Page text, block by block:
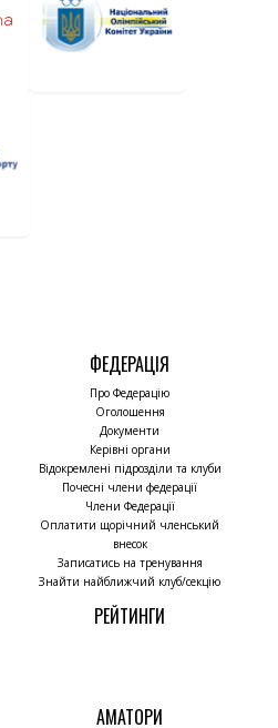
ФЕДЕРАЦІЯ
Про Федерацію
Оголошення
Документи
Керівні органи
Відокремлені підрозділи та клуби
Почесні члени федерації
Члени Федерації
Оплатити щорічний членський
внесок
Записатись на тренування
Знайти найближчий клуб/секцію
РЕЙТИНГИ
АМАТОРИ